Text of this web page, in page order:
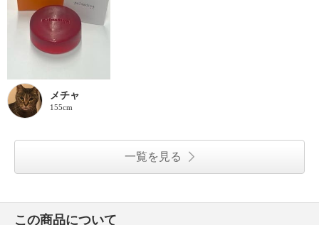
メチャ
155cm
一覧を見る
この商品について